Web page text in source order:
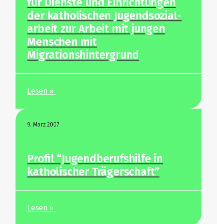
der katho­li­schen Jugend­so­zi­al­
arbeit zur Arbeit mit jungen
Men­schen mit
Migrationshintergrund
Lesen »
9. März 2007
Profil “Jugend­be­rufs­hilfe in
katho­li­scher Trägerschaft”
Lesen »